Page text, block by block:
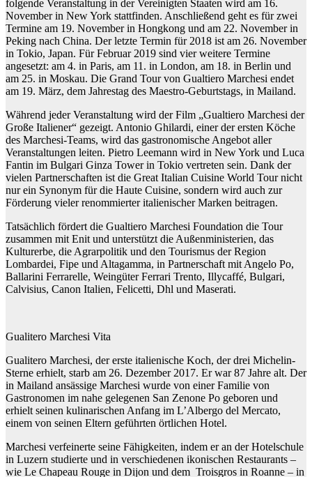
folgende Veranstaltung in der Vereinigten Staaten wird am 16.
November in New York stattfinden. Anschließend geht es für zwei
Termine am 19. November in Hongkong und am 22. November in
Peking nach China. Der letzte Termin für 2018 ist am 26. November
in Tokio, Japan. Für Februar 2019 sind vier weitere Termine
angesetzt: am 4. in Paris, am 11. in London, am 18. in Berlin und
am 25. in Moskau. Die Grand Tour von Gualtiero Marchesi endet
am 19. März, dem Jahrestag des Maestro-Geburtstags, in Mailand.
Während jeder Veranstaltung wird der Film „Gualtiero Marchesi der
Große Italiener“ gezeigt. Antonio Ghilardi, einer der ersten Köche
des Marchesi-Teams, wird das gastronomische Angebot aller
Veranstaltungen leiten. Pietro Leemann wird in New York und Luca
Fantin im Bulgari Ginza Tower in Tokio vertreten sein. Dank der
vielen Partnerschaften ist die Great Italian Cuisine World Tour nicht
nur ein Synonym für die Haute Cuisine, sondern wird auch zur
Förderung vieler renommierter italienischer Marken beitragen.
Tatsächlich fördert die Gualtiero Marchesi Foundation die Tour
zusammen mit Enit und unterstützt die Außenministerien, das
Kulturerbe, die Agrarpolitik und den Tourismus der Region
Lombardei, Fipe und Altagamma, in Partnerschaft mit Angelo Po,
Ballarini Ferrarelle, Weingüter Ferrari Trento, Illycaffé, Bulgari,
Calvisius, Canon Italien, Felicetti, Dhl und Maserati.
Gualitero Marchesi Vita
Gualitero Marchesi, der erste italienische Koch, der drei Michelin-
Sterne erhielt, starb am 26. Dezember 2017. Er war 87 Jahre alt. Der
in Mailand ansässige Marchesi wurde von einer Familie von
Gastronomen im nahe gelegenen San Zenone Po geboren und
erhielt seinen kulinarischen Anfang im L’Albergo del Mercato,
einem von seinen Eltern geführten örtlichen Hotel.
Marchesi verfeinerte seine Fähigkeiten, indem er an der Hotelschule
in Luzern studierte und in verschiedenen ikonischen Restaurants –
wie Le Chapeau Rouge in Dijon und dem Troisgros in Roanne – in